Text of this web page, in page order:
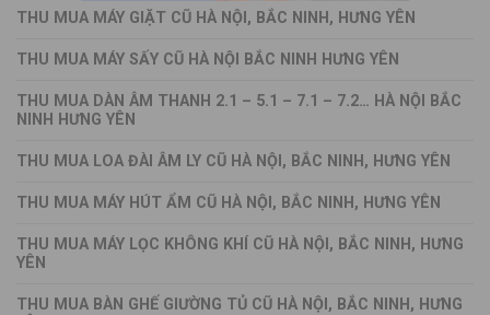
THU MUA MÁY GIẶT CŨ HÀ NỘI, BẮC NINH, HƯNG YÊN
THU MUA MÁY SẤY CŨ HÀ NỘI BẮC NINH HƯNG YÊN
THU MUA DÀN ÂM THANH 2.1 – 5.1 – 7.1 – 7.2… HÀ NỘI BẮC
NINH HƯNG YÊN
THU MUA LOA ĐÀI ÂM LY CŨ HÀ NỘI, BẮC NINH, HƯNG YÊN
THU MUA MÁY HÚT ẨM CŨ HÀ NỘI, BẮC NINH, HƯNG YÊN
THU MUA MÁY LỌC KHÔNG KHÍ CŨ HÀ NỘI, BẮC NINH, HƯNG
YÊN
THU MUA BÀN GHẾ GIƯỜNG TỦ CŨ HÀ NỘI, BẮC NINH, HƯNG